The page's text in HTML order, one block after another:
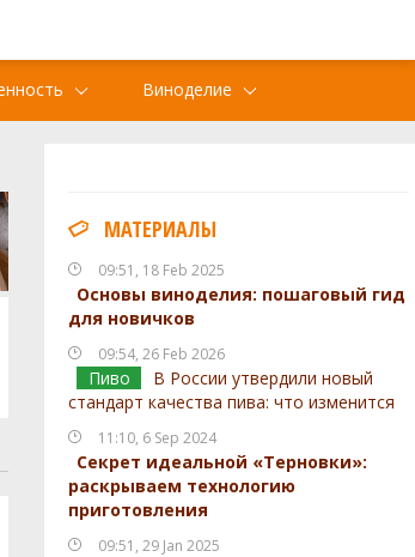
Виноделие
МАТЕРИАЛЫ
09:51, 18 Feb 2025
Основы виноделия: пошаговый гид
для новичков
09:54, 26 Feb 2026
Пиво
В России утвердили новый
стандарт качества пива: что изменится
11:10, 6 Sep 2024
Секрет идеальной «Терновки»:
раскрываем технологию
приготовления
09:51, 29 Jan 2025